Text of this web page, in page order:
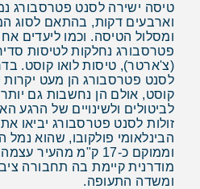
טיסה ישירה לסנט פטרסבורג
וארבעים דקות, בהתאם לסוג
ומסלול הטיסה. וכמו ליעדים
פטרסבורג נחלקות לטיסות
(צ'ארטר), טיסות לואו קוסט.
לסנט פטרסבורג הן מעט יקרות
קוסט, אולם הן נחשבות גם
לביטולים ולשינויים של הרגע
זולות לסנט פטרסבורג יביאו
הבינלאומי פולקובו, שהוא
וממוקם כ-17 ק"מ
מודרנית קיימת בה תחבורה
ומשדה התעופה.